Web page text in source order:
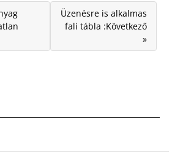
Üzenésre is alkalmas
fali tábla :Következő
»